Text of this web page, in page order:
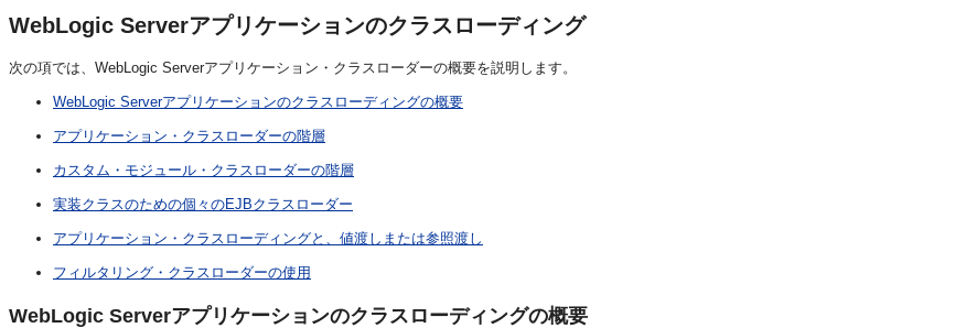
WebLogic Serverアプリケーションのクラスローディング
次の項では、WebLogic Serverアプリケーション・クラスローダーの概要を説明します。
WebLogic Serverアプリケーションのクラスローディングの概要
アプリケーション・クラスローダーの階層
カスタム・モジュール・クラスローダーの階層
実装クラスのための個々のEJBクラスローダー
アプリケーション・クラスローディングと、値渡しまたは参照渡し
フィルタリング・クラスローダーの使用
WebLogic Serverアプリケーションのクラスローディングの概要